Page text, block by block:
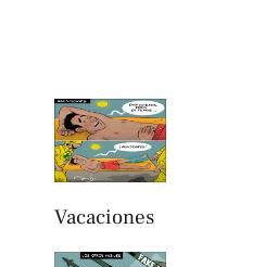
Vacaciones